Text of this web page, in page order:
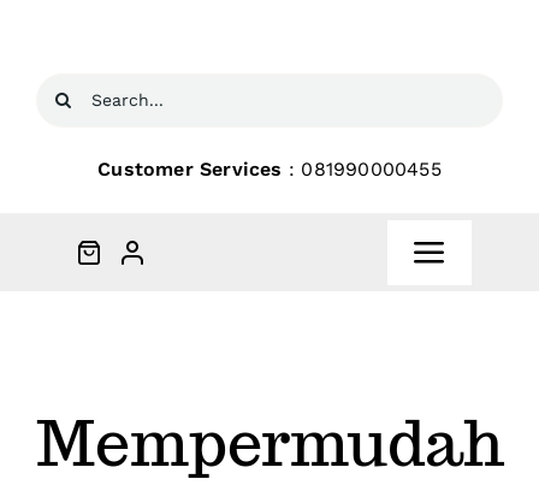
Customer Services : 081990000455
Toggle
Mempermudah